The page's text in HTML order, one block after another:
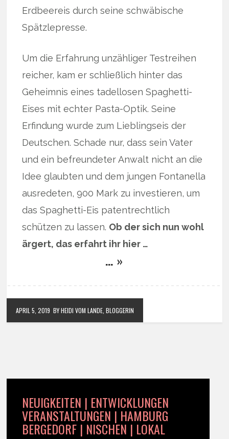
Erdbeereis durch seine schwäbische
Spätzlepresse.
Um die Erfahrung unzähliger Testreihen
reicher, kam er schließlich hinter das
Geheimnis eines tadellosen Spaghetti-
Eises mit echter Pasta-Optik. Seine
Erfindung wurde zum Lieblingseis der
Deutschen. Schade nur, dass sein Vater
und ein befreundeter Anwalt nicht an die
Idee glaubten und dem jungen Fontanella
ausredeten, 900 Mark zu investieren, um
das Spaghetti-Eis patentrechtlich
schützen zu lassen. Ob der sich nun wohl
ärgert, das erfahrt ihr hier …
… »
APRIL 5, 2019 BY HEIDI VOM LANDE, BLOGGERIN
NEUIGKEITEN | ENTWICKLUNGEN
VERANSTALTUNGEN | HAMBURG
BERGEDORF | NISCHEN | LOKAL